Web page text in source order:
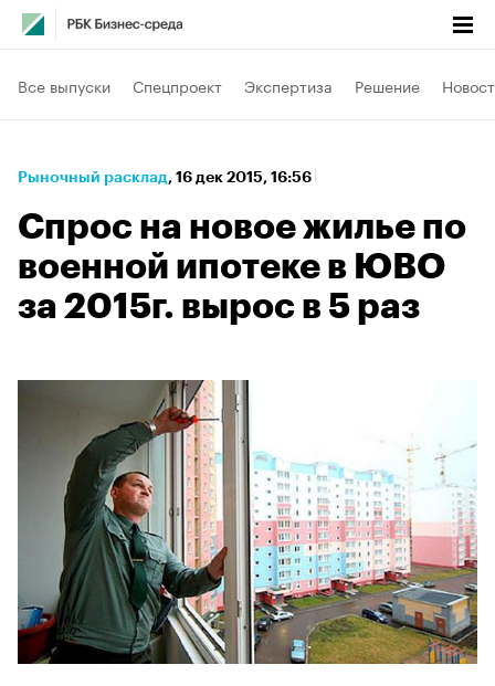
Все выпуски Спецпроект Экспертиза Решение
Рыночный расклад⁠, 16 дек 2015, 16:56
Спрос на новое жилье по
военной ипотеке в ЮВО
за 2015г. вырос в 5 раз